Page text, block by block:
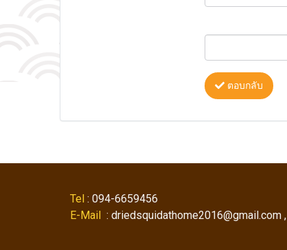
ตอบกลับ
Tel : 094-6659456
E-Mail : driedsquidathome2016@gmail.com ,